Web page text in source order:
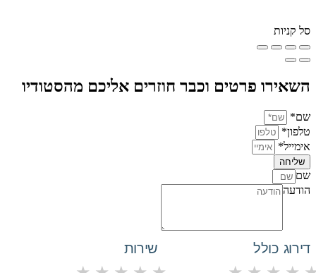
סל קניות
השאירו פרטים וכבר חוזרים אליכם מהסטודיו
שם*
טלפון*
אימייל*
שליחה
שם
הודעה
דירוג כולל שירות